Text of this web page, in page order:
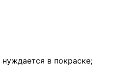
в покраске;